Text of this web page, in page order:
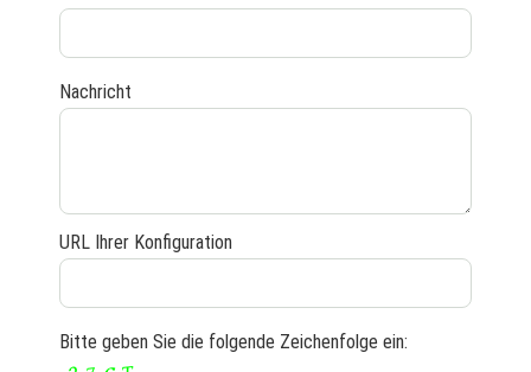
Nachricht
URL Ihrer Konfiguration
Bitte geben Sie die folgende Zeichenfolge ein: